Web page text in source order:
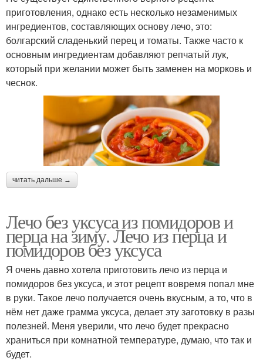
приготовления, однако есть несколько незаменимых
ингредиентов, составляющих основу лечо, это:
болгарский сладенький перец и томаты. Также часто к
основным ингредиентам добавляют репчатый лук,
который при желании может быть заменен на морковь и
чеснок.
читать дальше →
Лечо без уксуса из помидоров и
перца на зиму. Лечо из перца и
помидоров без уксуса
Я очень давно хотела приготовить лечо из перца и
помидоров без уксуса, и этот рецепт вовремя попал мне
в руки. Такое лечо получается очень вкусным, а то, что в
нём нет даже грамма уксуса, делает эту заготовку в разы
полезней. Меня уверили, что лечо будет прекрасно
храниться при комнатной температуре, думаю, что так и
будет.